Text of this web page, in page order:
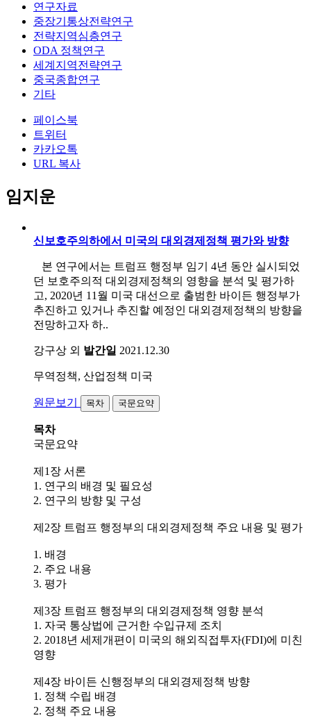
연구자료
중장기통상전략연구
전략지역심층연구
ODA 정책연구
세계지역전략연구
중국종합연구
기타
페이스북
트위터
카카오톡
URL 복사
임지운
신보호주의하에서 미국의 대외경제정책 평가와 방향
본 연구에서는 트럼프 행정부 임기 4년 동안 실시되었
던 보호주의적 대외경제정책의 영향을 분석 및 평가하
고, 2020년 11월 미국 대선으로 출범한 바이든 행정부가
추진하고 있거나 추진할 예정인 대외경제정책의 방향을
전망하고자 하..
강구상 외 발간일 2021.12.30
무역정책, 산업정책 미국
원문보기 목차 국문요약
목차
국문요약
제1장 서론
1. 연구의 배경 및 필요성
2. 연구의 방향 및 구성
제2장 트럼프 행정부의 대외경제정책 주요 내용 및 평가
1. 배경
2. 주요 내용
3. 평가
제3장 트럼프 행정부의 대외경제정책 영향 분석
1. 자국 통상법에 근거한 수입규제 조치
2. 2018년 세제개편이 미국의 해외직접투자(FDI)에 미친
영향
제4장 바이든 신행정부의 대외경제정책 방향
1. 정책 수립 배경
2. 정책 주요 내용